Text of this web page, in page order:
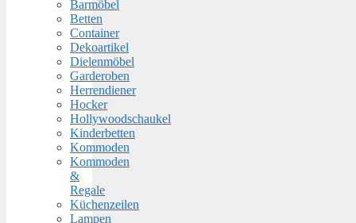
Barmöbel
Betten
Container
Dekoartikel
Dielenmöbel
Garderoben
Herrendiener
Hocker
Hollywoodschaukel
Kinderbetten
Kommoden
Kommoden
&
Regale
Küchenzeilen
Lampen